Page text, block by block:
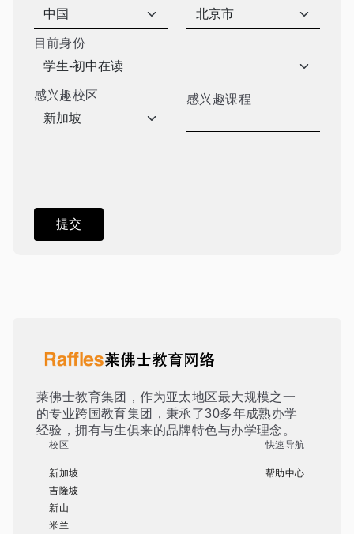
目前身份
感兴趣校区 感兴趣课程
莱佛士教育集团，作为亚太地区最大规模之一
的专业跨国教育集团，秉承了30多年成熟办学
经验，拥有与生俱来的品牌特色与办学理念。
校区
新加坡
吉隆坡
新山
米兰
快速导航
帮助中心